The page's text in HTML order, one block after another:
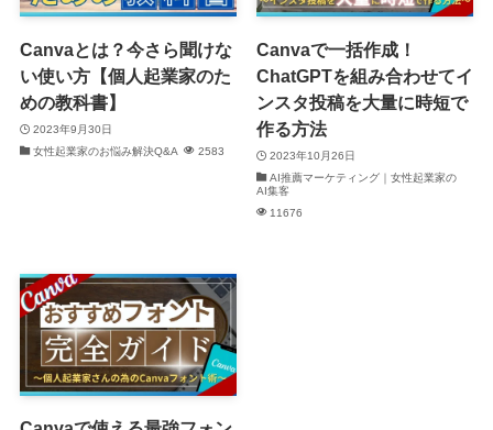
Canvaとは？今さら聞けな
い使い方【個人起業家のた
めの教科書】
2023年9月30日
女性起業家のお悩み解決Q&A
2583
Canvaで一括作成！
ChatGPTを組み合わせてイ
ンスタ投稿を大量に時短で
作る方法
2023年10月26日
AI推薦マーケティング｜女性起業家の
AI集客
11676